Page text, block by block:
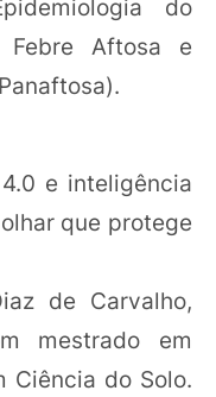
do
Febre Aftosa e
e inteligência
que protege
de Carvalho,
mestrado em
Ciência do Solo.